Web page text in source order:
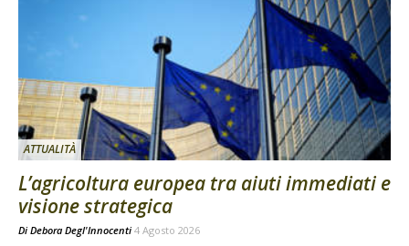
ATTUALITÀ
L’agricoltura europea tra aiuti immediati e
visione strategica
Di Debora Degl'Innocenti 4 Agosto 2026